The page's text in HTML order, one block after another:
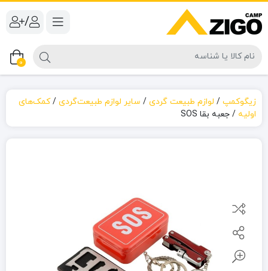
/
0
زیگوکمپ / لوازم طبیعت گردی / سایر لوازم طبیعت‌گردی /کمک‌های
اولیه / جعبه بقا SOS